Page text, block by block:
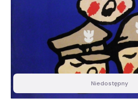
Niedostępny